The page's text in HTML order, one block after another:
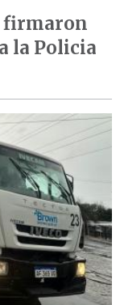
firmaron
la Policia